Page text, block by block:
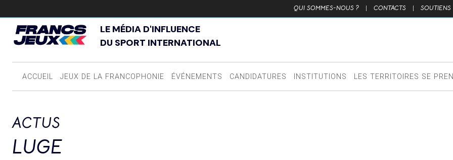
QUI SOMMES-NOUS ? | CONTACTS | SOUTIENS
LE MÉDIA D'INFLUENCE
DU SPORT INTERNATIONAL
ACCUEIL JEUX DE LA FRANCOPHONIE ÉVÉNEMENTS CANDIDATURES INSTITUTIONS LES TERRITOIRES SE
ACTUS
LUGE